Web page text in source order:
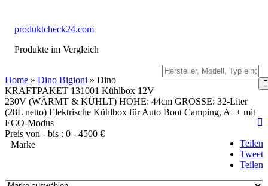
produktcheck24.com
Produkte im Vergleich
Home » Dino Bigioni » Dino
KRAFTPAKET 131001 Kühlbox 12V
230V (WÄRMT & KÜHLT) HÖHE: 44cm GRÖSSE: 32-Liter
(28L netto) Elektrische Kühlbox für Auto Boot Camping, A++ mit
ECO-Modus
Teilen
Tweet
Teilen
Preis von - bis : 0 - 4500 €
Marke